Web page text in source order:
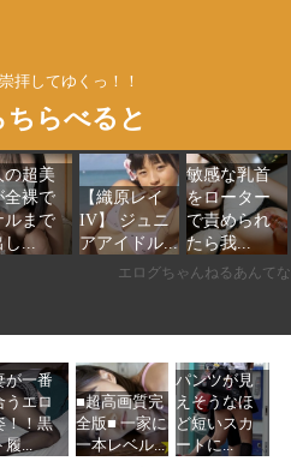
拝してゆくっ！！
らべると